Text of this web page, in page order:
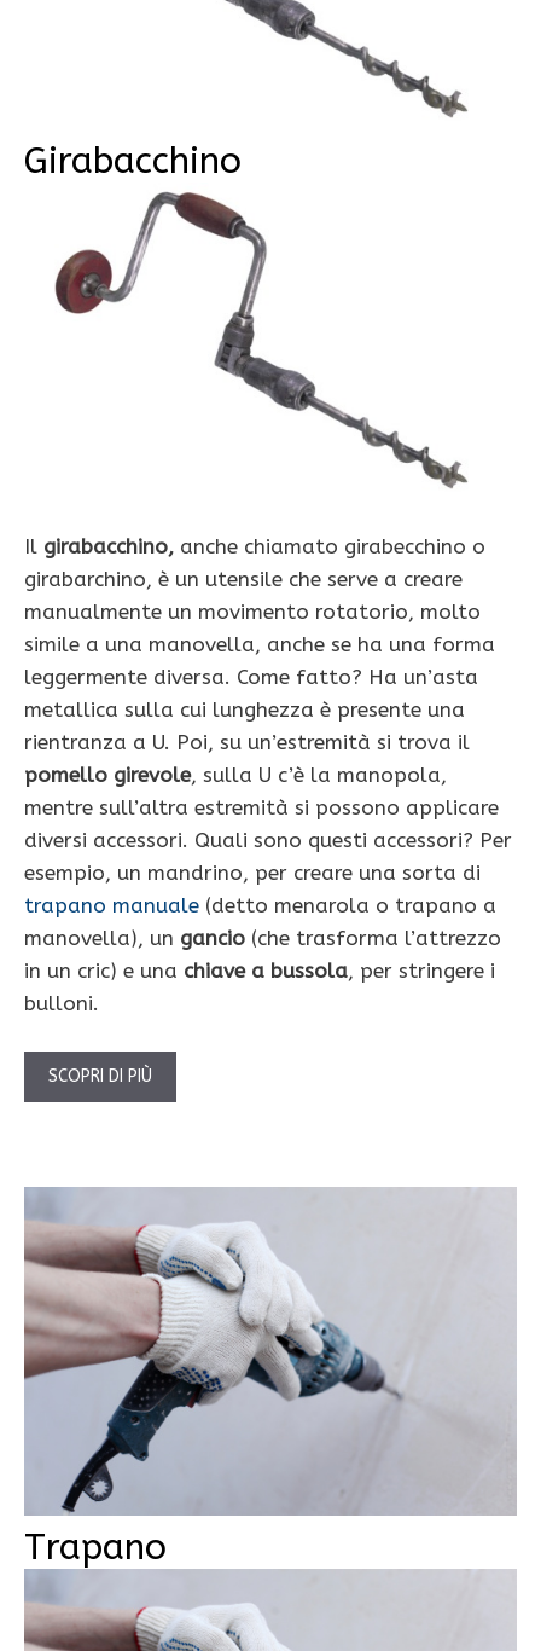
Girabacchino
Il girabacchino, anche chiamato girabecchino o
girabarchino, è un utensile che serve a creare
manualmente un movimento rotatorio, molto
simile a una manovella, anche se ha una forma
leggermente diversa. Come fatto? Ha un’asta
metallica sulla cui lunghezza è presente una
rientranza a U. Poi, su un’estremità si trova il
pomello girevole, sulla U c’è la manopola,
mentre sull’altra estremità si possono applicare
diversi accessori. Quali sono questi accessori? Per
esempio, un mandrino, per creare una sorta di
trapano manuale (detto menarola o trapano a
manovella), un gancio (che trasforma l’attrezzo
in un cric) e una chiave a bussola, per stringere i
bulloni.
SCOPRI DI PIÙ
Trapano